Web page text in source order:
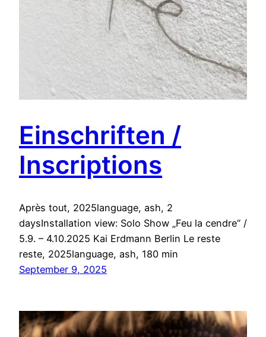
Einschriften /
Inscriptions
Après tout, 2025language, ash, 2
daysInstallation view: Solo Show „Feu la cendre“ /
5.9. – 4.10.2025 Kai Erdmann Berlin Le reste
reste, 2025language, ash, 180 min
September 9, 2025